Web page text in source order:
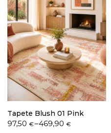
Tapete Blush 01 Pink
97,50 €–469,90€
Price